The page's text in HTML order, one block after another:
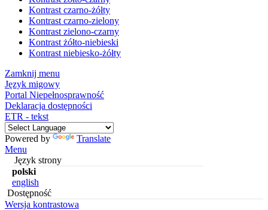
Kontrast czarno-żółty
Kontrast czarno-zielony
Kontrast zielono-czarny
Kontrast żółto-niebieski
Kontrast niebiesko-żółty
Zamknij menu
Język migowy
Portal Niepełnosprawność
Deklaracja dostępności
ETR - tekst
Powered by
Translate
Menu
Język strony
polski
english
Dostępność
Wersja kontrastowa